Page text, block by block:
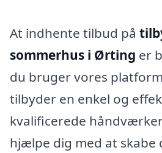
At indhente tilbud på
sommerhus i Ørting er
du bruger vores
tilbyder en enkel og
kvalificerede
hjælpe dig med at skabe